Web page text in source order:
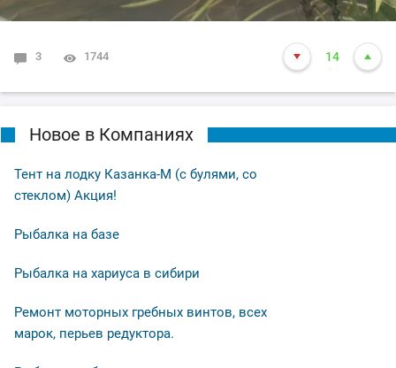
3 1744 14
Новое в Компаниях
Тент на лодку Казанка-М (с булями, со
стеклом) Акция!
Рыбалка на базе
Рыбалка на хариуса в сибири
Ремонт моторных гребных винтов, всех
марок, перьев редуктора.